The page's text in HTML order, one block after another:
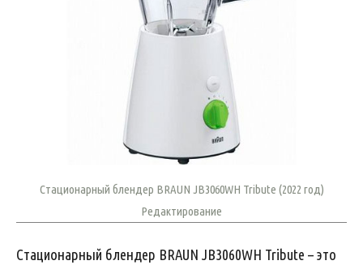
Стационарный блендер BRAUN JB3060WH Tribute (2022 год)
Редактирование
Стационарный блендер BRAUN JB3060WH Tribute – это